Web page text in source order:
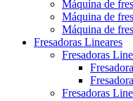
Máquina de
Máquina de
Máquina de
Fresadoras Lineares
Fresadoras
Fresadoras